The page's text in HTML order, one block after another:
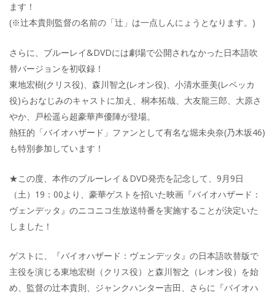
ます！
(※辻本貴則監督の名前の「辻」は一点しんにょうとなります。)
さらに、ブルーレイ&DVDには劇場で公開されなかった日本語吹
替バージョンを初収録！
東地宏樹(クリス役)、森川智之(レオン役)、小清水亜美(レベッカ
役)らおなじみのキャストに加え、桐本拓哉、大友龍三郎、大原さ
やか、戸松遥ら超豪華声優陣が登場。
熱狂的「バイオハザード」ファンとして有名な堀未央奈(乃木坂46)
も特別参加しています！
★この度、本作のブルーレイ＆DVD発売を記念して、9月9日
（土）19：00より、豪華ゲストを招いた映画『バイオハザード：
ヴェンデッタ』のニコニコ生放送特番を実施することが決定いた
しました！
ゲストに、『バイオハザード：ヴェンデッタ』の日本語吹替版で
主役を演じる東地宏樹（クリス役）と森川智之（レオン役）を始
め、監督の辻本貴則、ジャンクハンター吉田、さらに『バイオハ